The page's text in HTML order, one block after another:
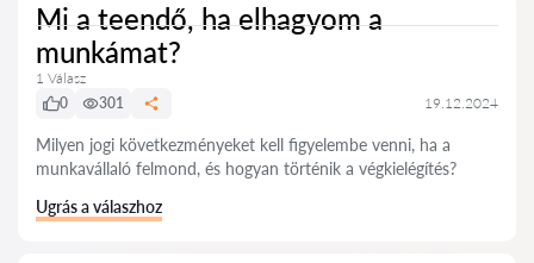
Mi a teendő, ha elhagyom a
munkámat?
1 Válasz
0
301 19.12.2024
Milyen jogi következményeket kell figyelembe venni, ha a
munkavállaló felmond, és hogyan történik a végkielégítés?
Ugrás a válaszhoz